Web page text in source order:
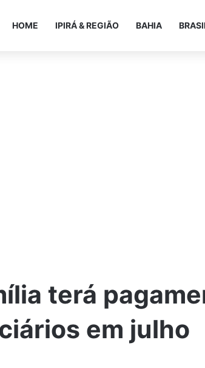
HOME IPIRÁ & REGIÃO BAHIA
terá
em julho